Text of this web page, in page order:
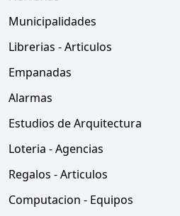
Municipalidades
Librerias - Articulos
Empanadas
Alarmas
Estudios de Arquitectura
Loteria - Agencias
Regalos - Articulos
Computacion - Equipos